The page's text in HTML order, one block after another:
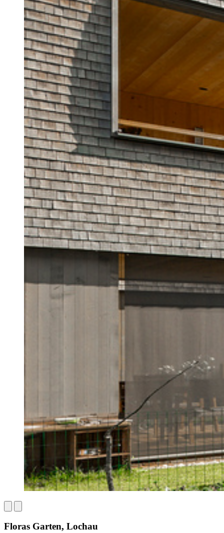
Floras Garten, Lochau